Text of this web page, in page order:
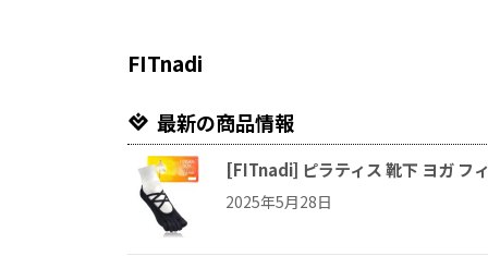
FITnadi
最新の商品情報
[FITnadi] ピラティス 靴下 ヨガ フ
2025年5月28日